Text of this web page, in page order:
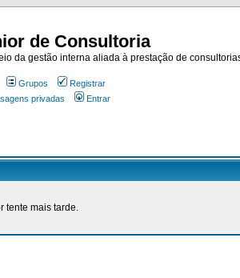
de Consultoria
da gestão interna aliada à prestação de
Grupos
Registrar
privadas Entrar
tente mais tarde.